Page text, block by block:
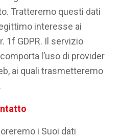
Tratteremo questi dati
interesse ai
1f GDPR. Il servizio
l’uso di provider
ai quali trasmetteremo
i Suoi dati